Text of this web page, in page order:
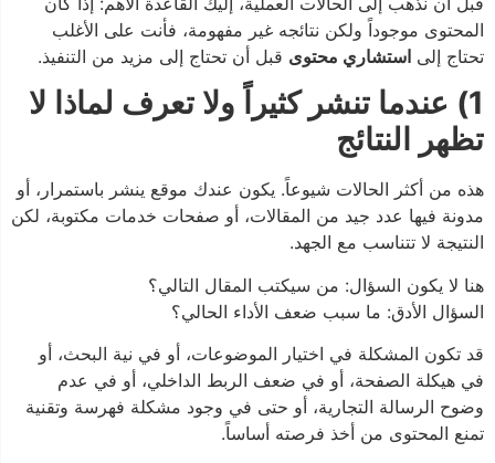
المحتوى موجوداً ولكن نتائجه غير مفهومة، فأنت على الأغلب
تحتاج إلى استشاري محتوىقبل أن تحتاج إلى مزيد من التنفيذ.
1) عندما تنشر كثيراً ولا تعرف لماذا لا
تظهر النتائج
هذه من أكثر الحالات شيوعاً. يكون عندك موقع ينشر باستمرار، أو
مدونة فيها عدد جيد من المقالات، أو صفحات خدمات مكتوبة، لكن
النتيجة لا تتناسب مع الجهد.
هنا لا يكون السؤال: من سيكتب المقال التالي؟
السؤال الأدق: ما سبب ضعف الأداء الحالي؟
قد تكون المشكلة في اختيار الموضوعات، أو في نية البحث، أو
في هيكلة الصفحة، أو في ضعف الربط الداخلي، أو في عدم
وضوح الرسالة التجارية، أو حتى في وجود مشكلة فهرسة وتقنية
تمنع المحتوى من أخذ فرصته أساساً.